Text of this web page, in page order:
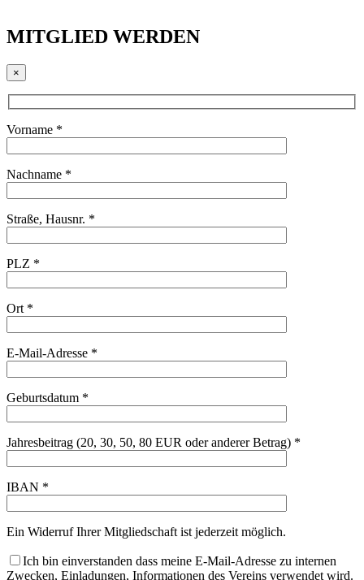
MITGLIED WERDEN
×
Vorname *
Nachname *
Straße, Hausnr. *
PLZ *
Ort *
E-Mail-Adresse *
Geburtsdatum *
Jahresbeitrag (20, 30, 50, 80 EUR oder anderer Betrag) *
IBAN *
Ein Widerruf Ihrer Mitgliedschaft ist jederzeit möglich.
Ich bin einverstanden dass meine E-Mail-Adresse zu internen
Zwecken, Einladungen, Informationen des Vereins verwendet wird.